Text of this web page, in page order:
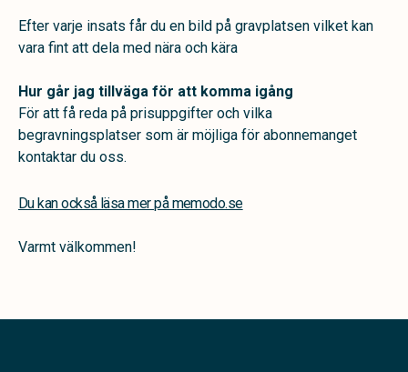
Efter varje insats får du en bild på gravplatsen vilket kan
vara fint att dela med nära och kära
Hur går jag tillväga för att komma igång
För att få reda på prisuppgifter och vilka
begravningsplatser som är möjliga för abonnemanget
kontaktar du oss.
Du kan också läsa mer på memodo.se
Varmt välkommen!